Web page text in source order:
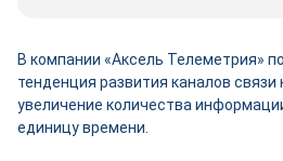
В компании «Аксель Телеметрия»
тенденция развития каналов связи
увеличение количества
единицу времени.